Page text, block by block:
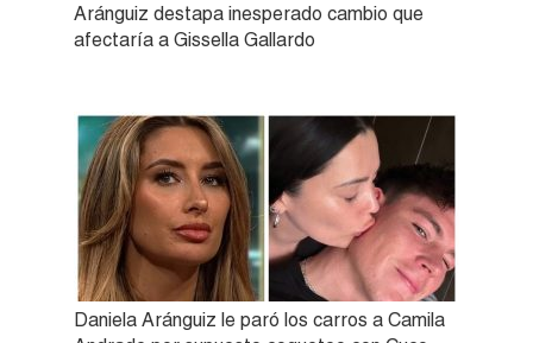
Aránguiz destapa inesperado cambio que
afectaría a Gissella Gallardo
Daniela Aránguiz le paró los carros a Camila